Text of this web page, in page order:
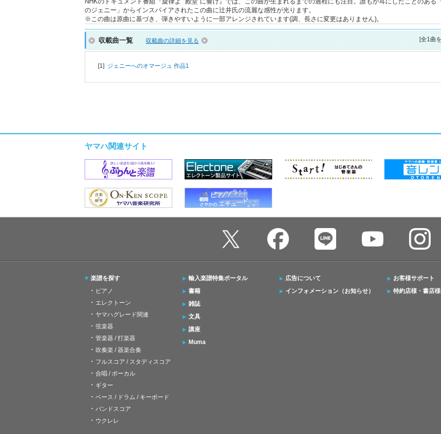
のジェニー」からインスパイアされたこの曲に辻井氏の流麗な感性が光ります。
※この曲は原曲に基づき、弾きやすいように一部アレンジされています(調、長さに変更はありません)。
収載曲一覧 収載曲の詳細を見る [全1曲
[1] ジェニーへのオマージュ 作品1
ヤマハ関連サイト
楽譜を探す
ピアノ
エレクトーン
ヤマハグレード関連
弦楽器
管楽器 / 打楽器
吹奏楽 / 器楽合奏
フルスコア / スタディスコア
合唱 / ボーカル
ギター
ベース / ドラム / キーボード
バンドスコア
ウクレレ
輸入楽譜特集ポータル
書籍
雑誌
文具
講座
Muma
広告について
インフォメーション（お知らせ）
お客様サポート
特約店様・書店